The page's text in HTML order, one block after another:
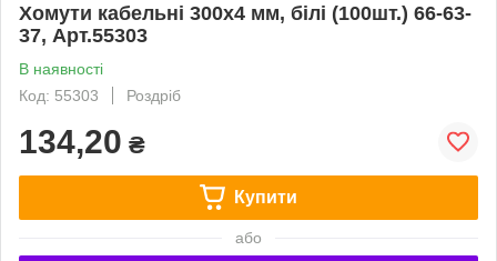
Хомути кабельні 300х4 мм, білі (100шт.) 66-63-
37, Арт.55303
В наявності
Код: 55303
Роздріб
134,20 ₴
Купити
або